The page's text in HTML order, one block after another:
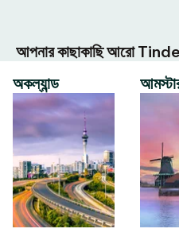
আপনার কাছাকাছি আরো
অকল্যান্ড